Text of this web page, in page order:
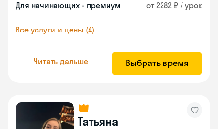
Для начинающих - премиум от 2282 ₽ / урок
Все услуги и цены (4)
Читать дальше Выбрать время
Татьяна